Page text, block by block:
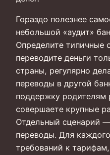
Гораздо полезнее
небольшой «аудит»
Определите типичные
переводите деньги
страны, регулярно
переводы в другой
поддержку родителям
совершаете крупные
Отдельный сценарий
переводы. Для
требований к